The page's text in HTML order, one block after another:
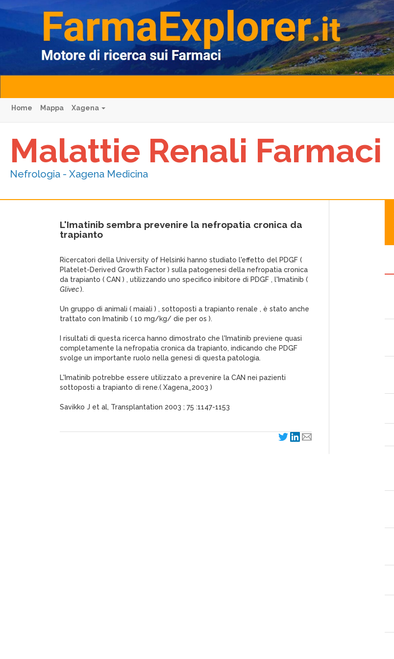
Home Mappa Xagena
Malattie Renali Farmaci
Nefrologia - Xagena Medicina
L'Imatinib sembra prevenire la nefropatia cronica da
trapianto
Ricercatori della University of Helsinki hanno studiato l'effetto del PDGF (
Platelet-Derived Growth Factor ) sulla patogenesi della nefropatia cronica
da trapianto ( CAN ) , utilizzando uno specifico inibitore di PDGF , l'Imatinib (
Glivec).
Un gruppo di animali ( maiali ) , sottoposti a trapianto renale , è stato anche
trattato con Imatinib ( 10 mg/kg/ die per os ).
I risultati di questa ricerca hanno dimostrato che l'Imatinib previene quasi
completamente la nefropatia cronica da trapianto, indicando che PDGF
svolge un importante ruolo nella genesi di questa patologia.
L'Imatinib potrebbe essere utilizzato a prevenire la CAN nei pazienti
sottoposti a trapianto di rene.( Xagena_2003 )
Savikko J et al, Transplantation 2003 ; 75 :1147-1153